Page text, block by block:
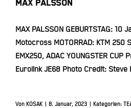
MAX PALSSON
MAX PALSSON GEBURTSTAG: 10
Motocross MOTORRAD: KTM 250
EMX250, ADAC YOUNGSTER
Eurolink JE68 Photo Credit:
Von KOSAK 8. Januar, 2023 Kategorien: